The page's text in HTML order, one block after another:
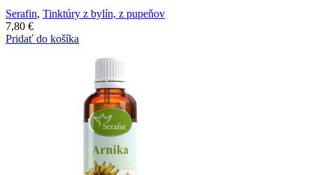
Serafin, Tinktúry z bylín, z pupeňov
7,80 €
Pridať do košíka